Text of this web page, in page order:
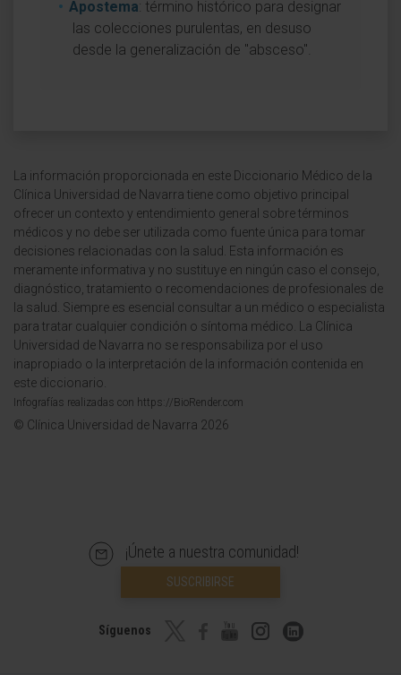
Apostema: término histórico para designar
las colecciones purulentas, en desuso
desde la generalización de "absceso".
La información proporcionada en este Diccionario Médico de la
Clínica Universidad de Navarra tiene como objetivo principal
ofrecer un contexto y entendimiento general sobre términos
médicos y no debe ser utilizada como fuente única para tomar
decisiones relacionadas con la salud. Esta información es
meramente informativa y no sustituye en ningún caso el consejo,
diagnóstico, tratamiento o recomendaciones de profesionales de
la salud. Siempre es esencial consultar a un médico o especialista
para tratar cualquier condición o síntoma médico. La Clínica
Universidad de Navarra no se responsabiliza por el uso
inapropiado o la interpretación de la información contenida en
este diccionario.
Infografías realizadas con https://BioRender.com
© Clínica Universidad de Navarra 2026
¡Únete a nuestra comunidad!
SUSCRIBIRSE
Síguenos